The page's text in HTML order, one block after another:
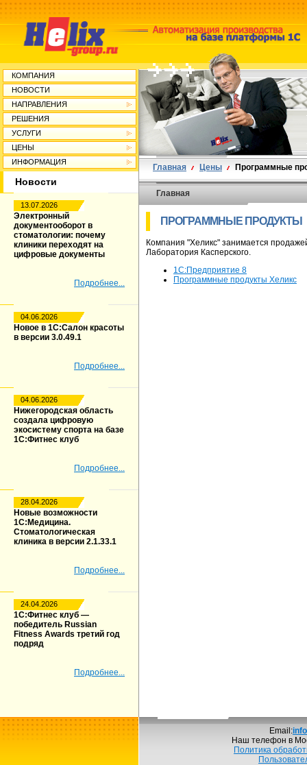
КОМПАНИЯ
НОВОСТИ
НАПРАВЛЕНИЯ
РЕШЕНИЯ
УСЛУГИ
ЦЕНЫ
ИНФОРМАЦИЯ
Новости
13.07.2026
Электронный
документооборот в
стоматологии: почему
клиники переходят на
цифровые документы
Подробнее...
04.06.2026
Новое в 1С:Салон красоты
в версии 3.0.49.1
Подробнее...
04.06.2026
Нижегородская область
создала цифровую
экосистему спорта на базе
1С:Фитнес клуб
Подробнее...
28.04.2026
Новые возможности
1С:Медицина.
Стоматологическая
клиника в версии 2.1.33.1
Подробнее...
24.04.2026
1С:Фитнес клуб —
победитель Russian
Fitness Awards третий год
подряд
Подробнее...
Главная Цены Программные
Главная
ПРОГРАММНЫЕ ПРОДУКТЫ
Компания "Хеликс" занимается
Лаборатория Касперского.
1С:Предприятие 8
Программные продукты Хеликс
Email:
Наш телефон в
Политика